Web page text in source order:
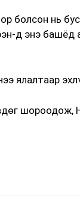
болсон нь
д энэ башёд
ялалтаар
шороодож,